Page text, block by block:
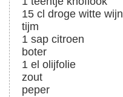
15 cl droge witte wijn
tijm
1 sap citroen
boter
1 el olijfolie
zout
peper